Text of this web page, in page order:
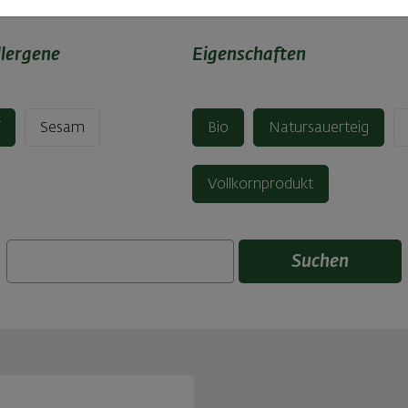
Sesam
Eigenschaften
Bio Natursauerteig
Vollkornprodukt
Suchen